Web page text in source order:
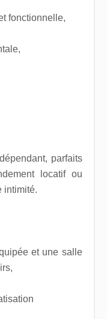
fonctionnelle,
parfaits
locatif ou
intimité.
et une salle